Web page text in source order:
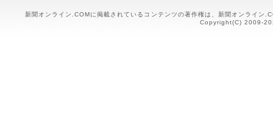
新聞オンライン.COMに掲載されているコンテンツの著作権は、新聞オンライン
Copyright(C) 2009-